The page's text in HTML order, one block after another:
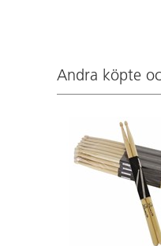
Andra köpte